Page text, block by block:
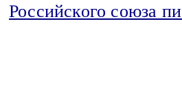
Российского союза